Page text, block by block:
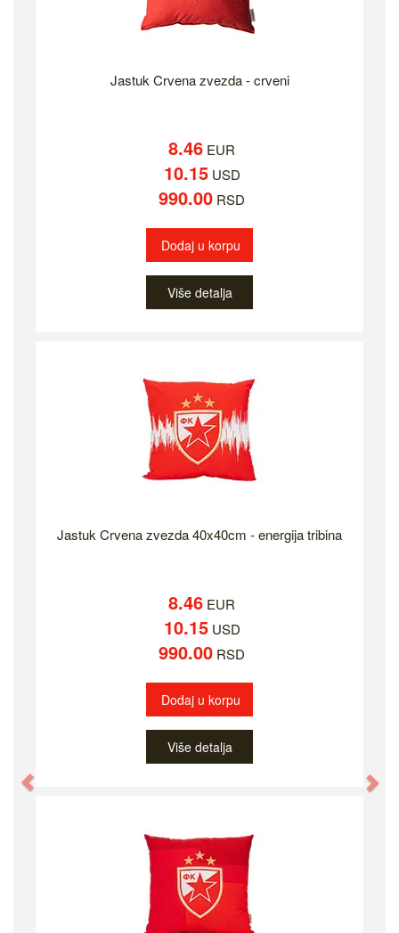
Jastuk Crvena zvezda - crveni
8.46 EUR
10.15USD
990.00 RSD
Dodaj u korpu
Više detalja
Jastuk Crvena zvezda 40x40cm - energija tribina
8.46 EUR
10.15USD
990.00 RSD
Dodaj u korpu
Više detalja